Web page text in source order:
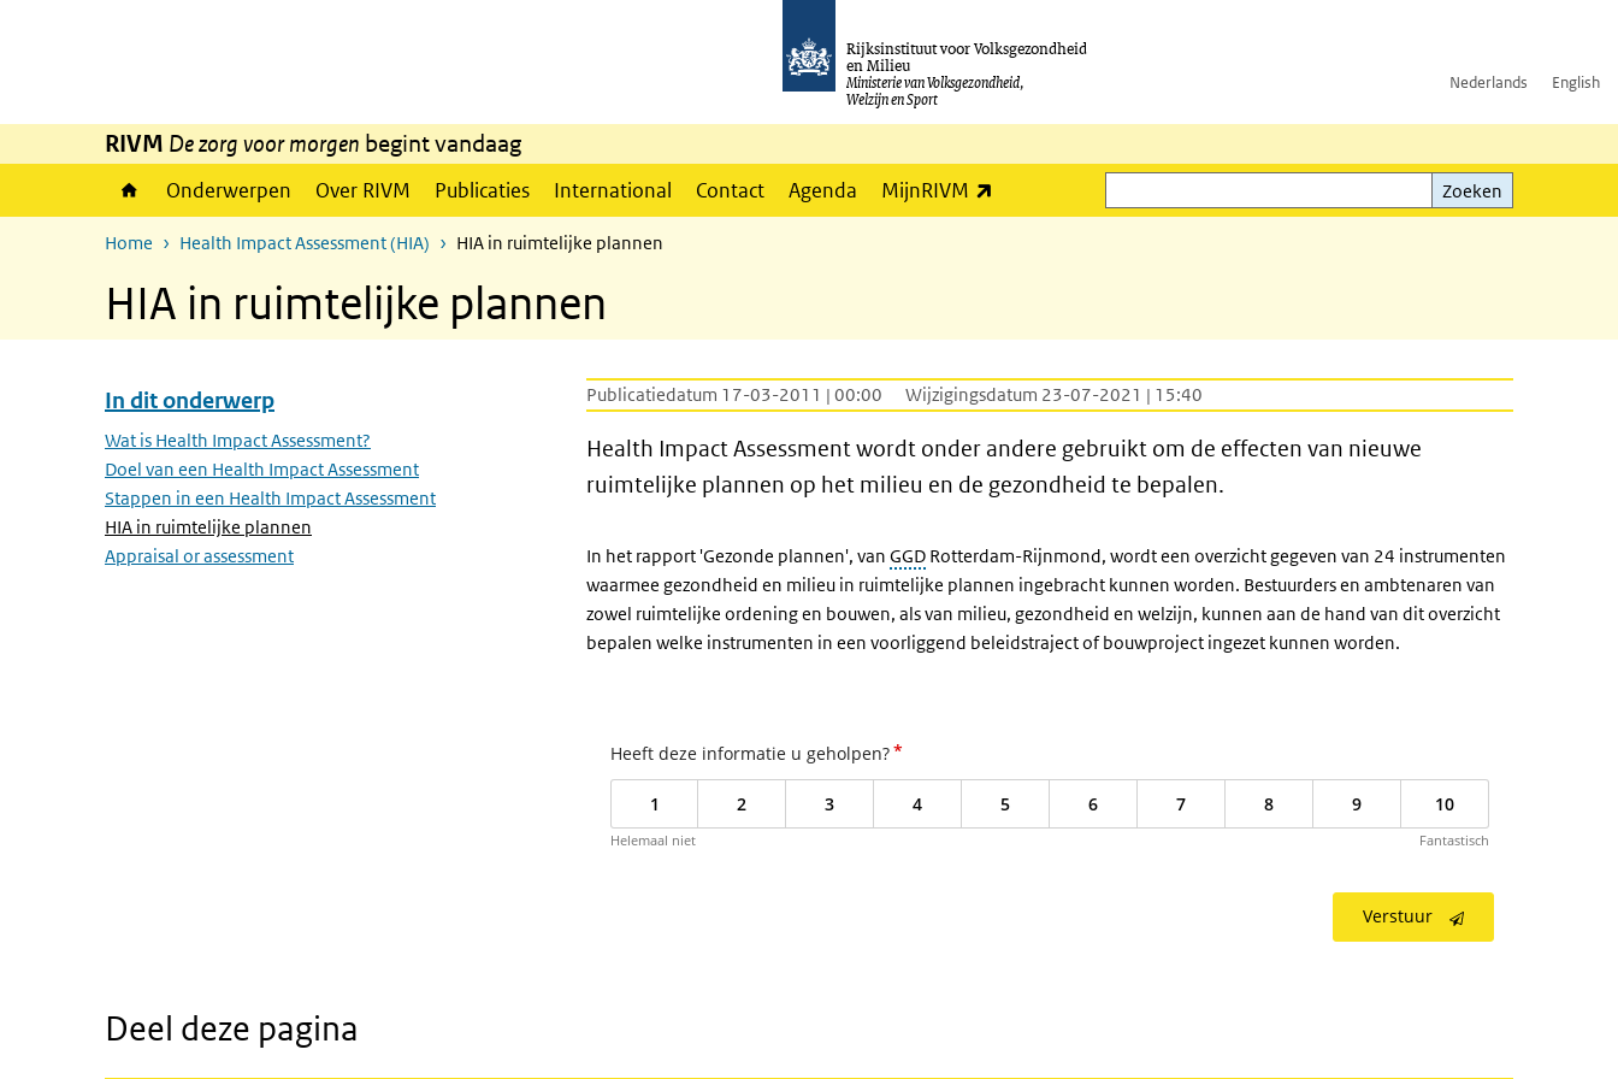
Rijksinstituut voor Volksgezondheid
en Milieu
Ministerie van Volksgezondheid,
Welzijn en Sport
Nederlands English
RIVM De zorg voor morgen begint vandaag
Onderwerpen Over RIVM Publicaties International Contact Agenda MijnRIVM
Zoeken
Zoeken
Home Health Impact Assessment (HIA) HIA in ruimtelijke plannen
HIA in ruimtelijke plannen
Overslaan menu In dit onderwerp
In dit onderwerp
Wat is Health Impact Assessment?
Doel van een Health Impact Assessment
Stappen in een Health Impact Assessment
HIA in ruimtelijke plannen
Appraisal or assessment
Publicatiedatum 17-03-2011 | 00:00 Wijzigingsdatum 23-07-2021 | 15:40
Health Impact Assessment wordt onder andere gebruikt om de effecten van nieuwe
ruimtelijke plannen op het milieu en de gezondheid te bepalen.
In het rapport 'Gezonde plannen', van GGD Rotterdam-Rijnmond, wordt een overzicht gegeven van 24 instrumenten
waarmee gezondheid en milieu in ruimtelijke plannen ingebracht kunnen worden. Bestuurders en ambtenaren van
zowel ruimtelijke ordening en bouwen, als van milieu, gezondheid en welzijn, kunnen aan de hand van dit overzicht
bepalen welke instrumenten in een voorliggend beleidstraject of bouwproject ingezet kunnen worden.
Heeft deze informatie u geholpen?*
1 2 3 4 5 6 7 8 9 10
Helemaal niet Fantastisch
Verstuur
Deel deze pagina